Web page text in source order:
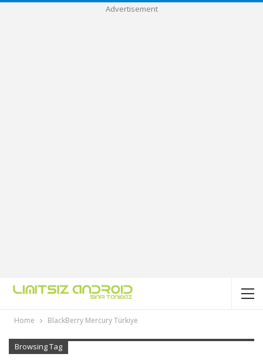
Advertisement
Home BlackBerry Mercury Türkiye
Browsing Tag